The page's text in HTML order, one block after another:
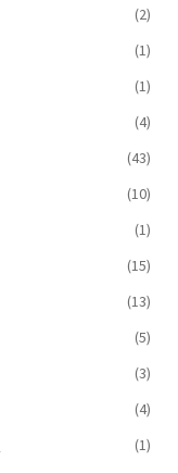
(2)
(1)
(1)
(4)
(43)
(10)
(1)
(15)
(13)
(5)
(3)
(4)
(1)